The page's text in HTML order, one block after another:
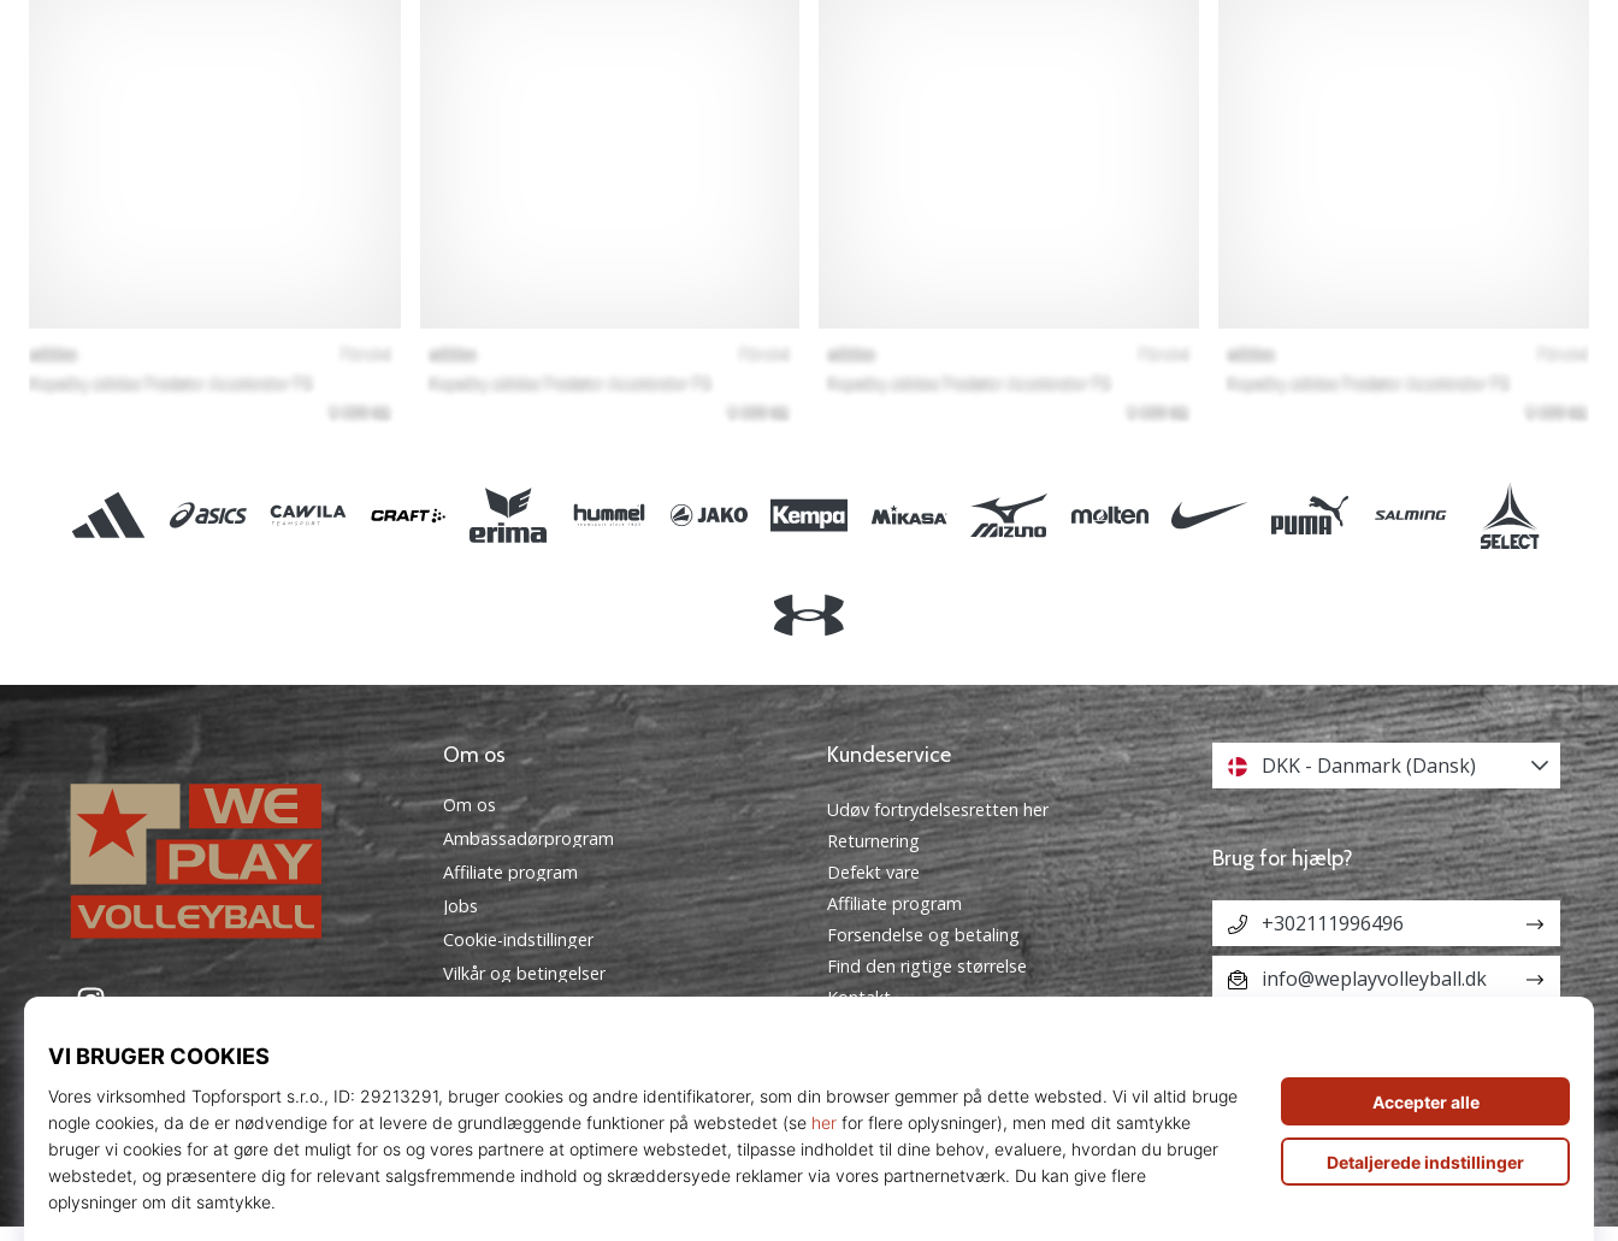
WePlayVolleyball.dk
Instagram
Om os
Om os
Ambassadørprogram
Affiliate program
Jobs
Cookie-indstillinger
Vilkår og betingelser
Kundeservice
Udøv fortrydelsesretten her
Returnering
Defekt vare
Affiliate program
Forsendelse og betaling
Find den rigtige størrelse
Kontakt
Ambassador program
DKK - Danmark (Dansk)
Brug for hjælp?
+302111996496
info@weplayvolleyball.dk